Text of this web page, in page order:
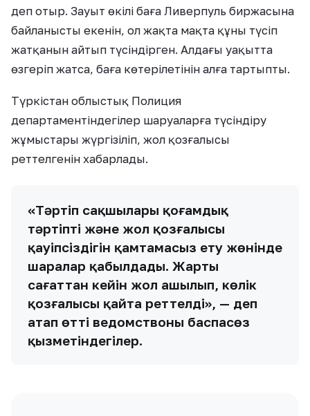
деп отыр. Зауыт өкілі баға Ливерпуль биржасына
байланысты екенін, ол жақта мақта құны түсіп
жатқанын айтып түсіндірген. Алдағы уақытта
өзгеріп жатса, баға көтерілетінін алға тартыпты.
Түркістан облыстық Полиция
департаментіндегілер шаруаларға түсіндіру
жұмыстары жүргізіліп, жол қозғалысы
реттелгенін хабарлады.
«Тәртіп сақшылары қоғамдық
тәртіпті және жол қозғалысы
қауіпсіздігін қамтамасыз ету жөнінде
шаралар қабылдады. Жарты
сағаттан кейін жол ашылып, көлік
қозғалысы қайта реттелді», — деп
атап өтті ведомствоның баспасөз
қызметіндегілер.